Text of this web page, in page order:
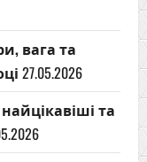
вага та
27.05.2026
та